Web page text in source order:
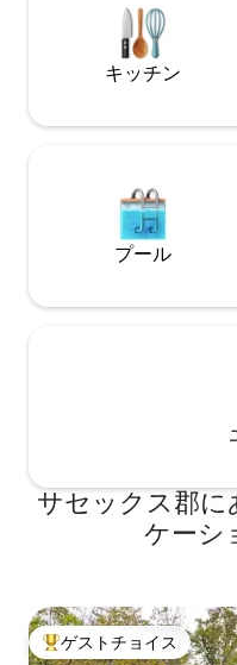
キッチン
プール
サセックス郡
ケーシ
大好評のゲストチョイス
ゲストチョイス